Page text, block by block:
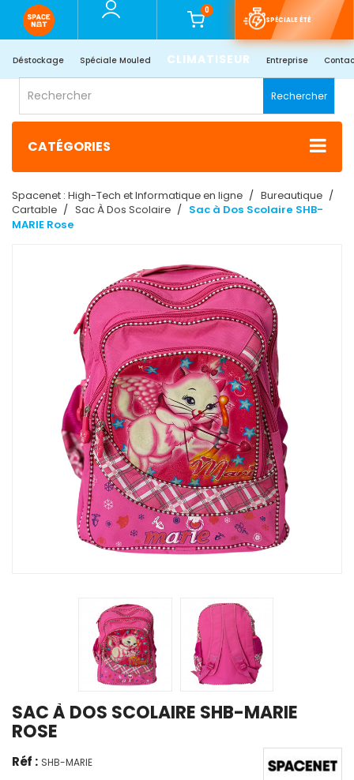
0
SPÉCIALE ÉTÉ
Déstockage Spéciale Mouled CLIMATISEUR Entreprise
Rechercher
CATÉGORIES
Spacenet : High-Tech et Informatique en ligne
Bureautique
Cartable
Sac À Dos Scolaire
Sac à Dos Scolaire SHB-
MARIE Rose
SAC À DOS SCOLAIRE SHB-MARIE
ROSE
Réf : SHB-MARIE